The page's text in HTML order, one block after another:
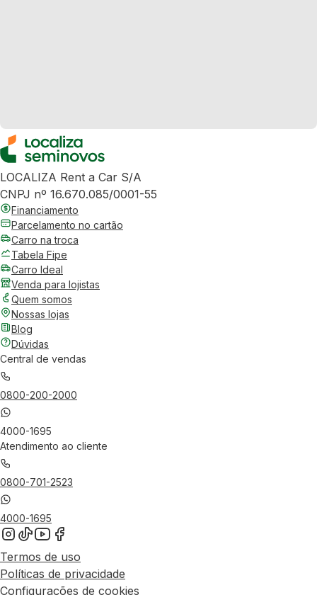
LOCALIZA Rent a Car S/A
CNPJ nº 16.670.085/0001-55
Financiamento
Parcelamento no cartão
Carro na troca
Tabela Fipe
Carro Ideal
Venda para lojistas
Quem somos
Nossas lojas
Blog
Dúvidas
Central de vendas
0800-200-2000
4000-1695
Atendimento ao cliente
0800-701-2523
4000-1695
Termos de uso
Políticas de privacidade
Configurações de cookies